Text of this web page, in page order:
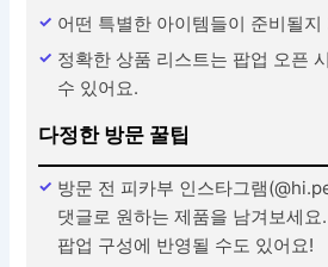
어떤 특별한 아이템들이 준비될지
정확한 상품 리스트는 팝업 오픈
수 있어요.
다정한 방문 꿀팁
방문 전 피카부 인스타그램
댓글로 원하는 제품을 남겨보세요
팝업 구성에 반영될 수도 있어요!